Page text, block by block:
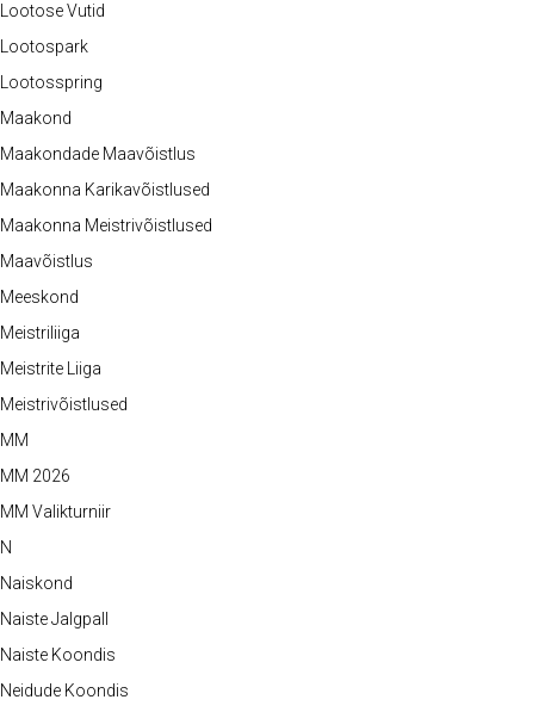
Lootose Vutid
Lootospark
Lootosspring
Maakond
Maakondade Maavõistlus
Maakonna Karikavõistlused
Maakonna Meistrivõistlused
Maavõistlus
Meeskond
Meistriliiga
Meistrite Liiga
Meistrivõistlused
MM
MM 2026
MM Valikturniir
N
Naiskond
Naiste Jalgpall
Naiste Koondis
Neidude Koondis